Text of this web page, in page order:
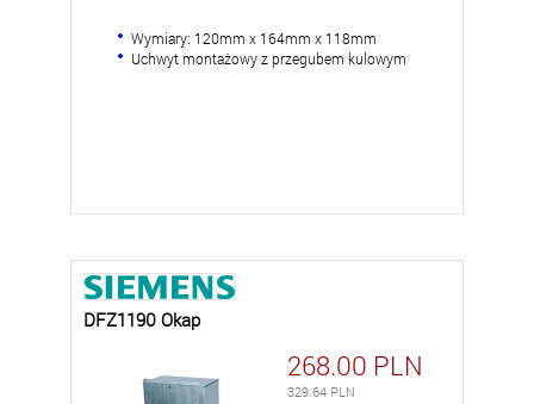
Wymiary: 120mm x 164mm x 118mm
Uchwyt montażowy z przegubem kulowym
DFZ1190 Okap
268.00 PLN
329.64 PLN